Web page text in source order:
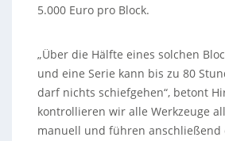
5.000 Euro pro Block.
„Über die Hälfte eines solchen
und eine Serie kann bis zu 80
darf nichts schiefgehen“, betont
kontrollieren wir alle Werkzeuge
manuell und führen anschließend